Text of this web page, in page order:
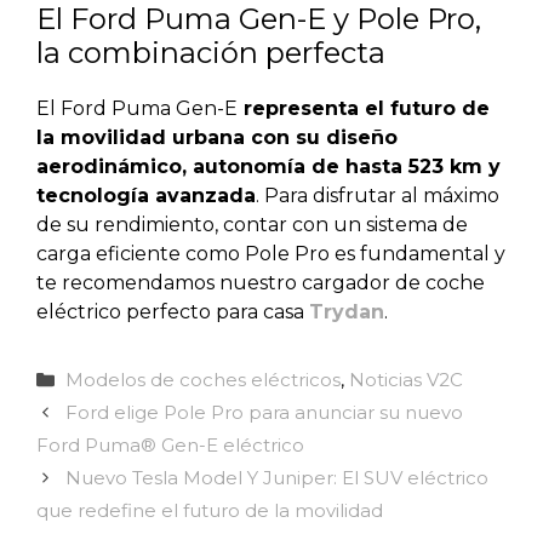
El Ford Puma Gen-E y Pole Pro,
la combinación perfecta
El Ford Puma Gen-E representa el futuro de
la movilidad urbana con su diseño
aerodinámico, autonomía de hasta 523 km y
tecnología avanzada. Para disfrutar al máximo
de su rendimiento, contar con un sistema de
carga eficiente como Pole Pro es fundamental y
te recomendamos nuestro cargador de coche
eléctrico perfecto para casa Trydan.
Categorías
Modelos de coches eléctricos, Noticias V2C
Ford elige Pole Pro para anunciar su nuevo
Ford Puma® Gen-E eléctrico
Nuevo Tesla Model Y Juniper: El SUV eléctrico
que redefine el futuro de la movilidad